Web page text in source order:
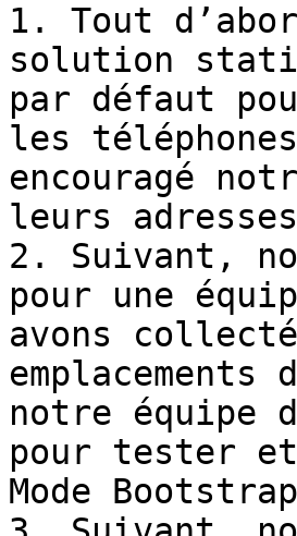
1. Tout
solution
par défaut
les téléphones
encouragé
leurs
2. Suivant,
pour une
avons
notre équipe
pour tester et
Mode